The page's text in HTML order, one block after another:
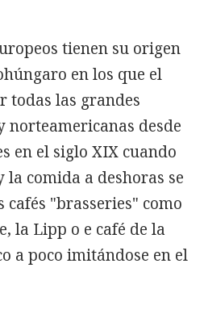
tienen su origen
en los que el
todas las grandes
norteamericanas desde
en el siglo XIX cuando
la comida a deshoras se
"brasseries" como
la Lipp o e café de la
a poco imitándose en el